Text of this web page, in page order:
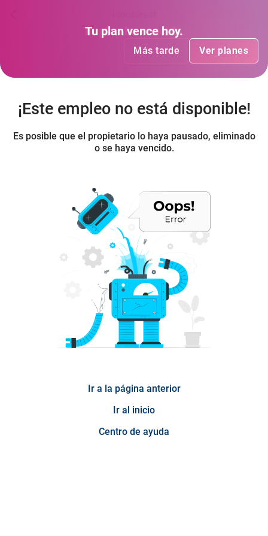
Tu plan ha vencido.
Más tarde Ver planes
Tu plan vence hoy.
Más tarde Ver planes
¡Este empleo no está disponible!
Es posible que el propietario lo haya pausado, eliminado
o se haya vencido.
Ir a la página anterior
Ir al inicio
Centro de ayuda